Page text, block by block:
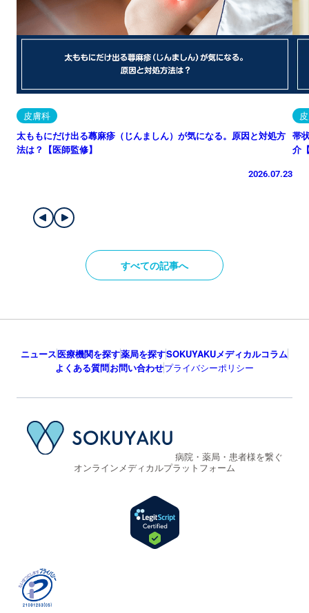
皮膚科
太ももにだけ出る蕁麻疹（じんましん）が気になる。原因と対処方
法は？【医師監修】
2026.07.23
帯
介
すべての記事へ
ニュース医療機関を探す薬局を探すSOKUYAKUメディカルコラム
よくある質問お問い合わせプライバシーポリシー
病院・薬局・患者様を繋ぐ
オンラインメディカルプラットフォーム